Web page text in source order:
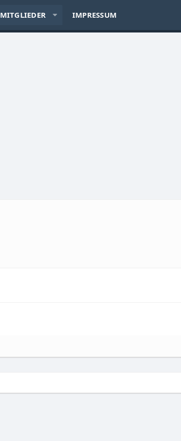
MITGLIEDER IMPRESSUM